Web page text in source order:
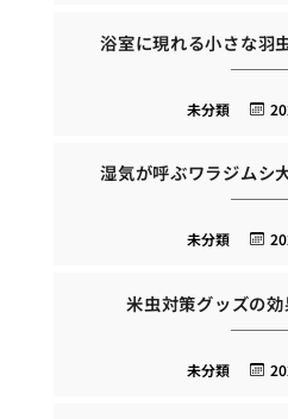
浴室に現れる小さな羽
未分類
湿気が呼ぶワラジムシ
未分類
米虫対策グッズの
未分類